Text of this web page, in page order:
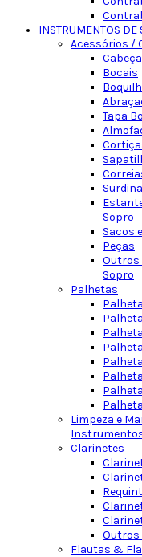
INSTRUMENTOS DE
Acessórios /
Bocais
Tapa
Sopro
Sacos
Peças
Outros
Sopro
Palhetas
Limpeza e
Clarinetes
Outros
Flautas &